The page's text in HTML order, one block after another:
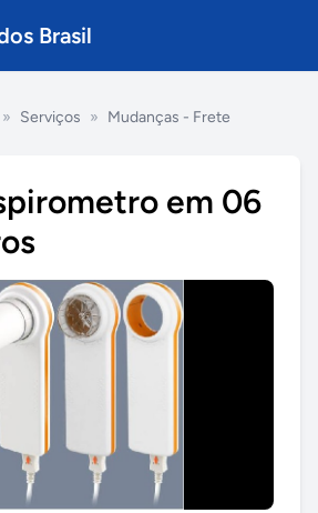
Brasil
» Serviços » Mudanças - Frete
em 06